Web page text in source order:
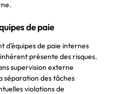
de paie
d'équipes de paie internes
présente des risques.
supervision externe
séparation des tâches
violations de